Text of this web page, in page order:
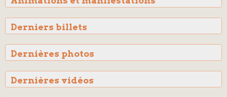
Derniers billets
Dernières photos
Dernières vidéos